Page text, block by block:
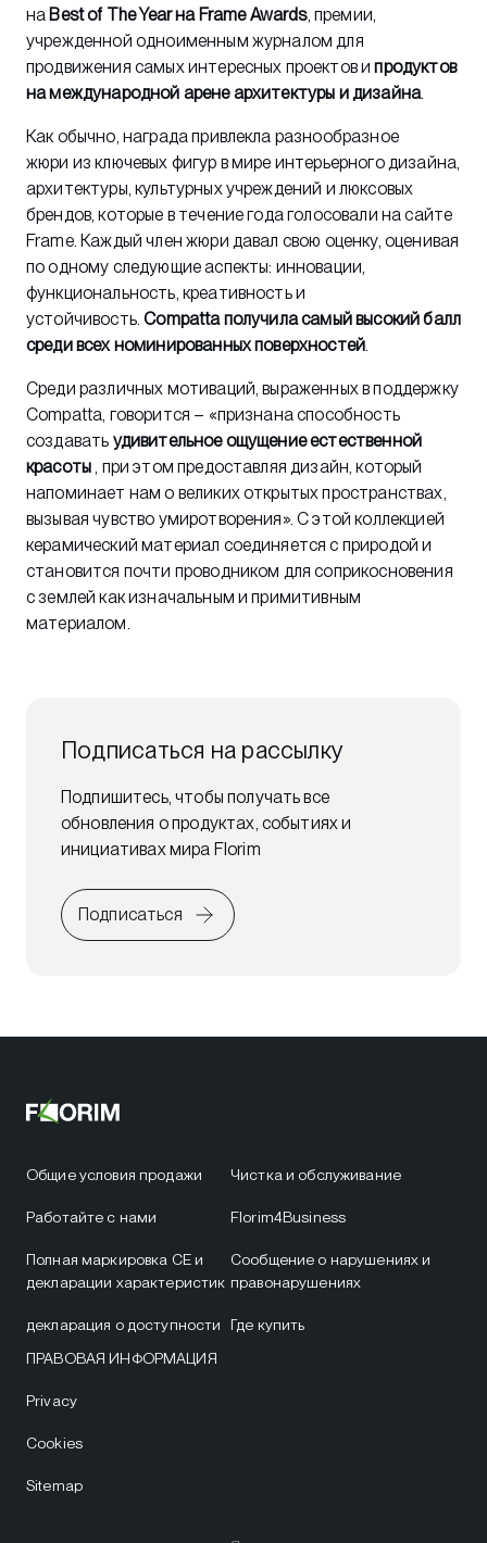
на Best of The Year на Frame Awards, премии,
учрежденной одноименным журналом для
продвижения самых интересных проектов ипродуктов
на международной арене архитектуры и дизайна.
Как обычно, награда привлекла разнообразное
жюри из ключевых фигур в мире интерьерного дизайна,
архитектуры, культурных учреждений и люксовых
брендов, которые в течение года голосовали на сайте
Frame. Каждый член жюри давал свою оценку, оценивая
по одному следующие аспекты: инновации,
функциональность, креативность и
устойчивость.Compatta получила самый высокий балл
среди всех номинированных поверхностей.
Среди различных мотиваций, выраженных в поддержку
Compatta, говорится – «признана способность
создавать удивительное ощущение естественной
красоты, при этом предоставляя дизайн, который
напоминает нам о великих открытых пространствах,
вызывая чувство умиротворения». С этой коллекцией
керамический материал соединяется с природой и
становится почти проводником для соприкосновения
с землей как изначальным и примитивным
материалом.
Подписаться на рассылку
Подпишитесь, чтобы получать все
обновления о продуктах, событиях и
инициативах мира Florim
Подписаться
Общие условия продажи
Работайте с нами
Полная маркировка CE и
декларации характеристик
декларация о доступности
Чистка и обслуживание
Florim4Business
Сообщение о нарушениях и
правонарушениях
Где купить
ПРАВОВАЯ ИНФОРМАЦИЯ
Privacy
Cookies
Sitemap